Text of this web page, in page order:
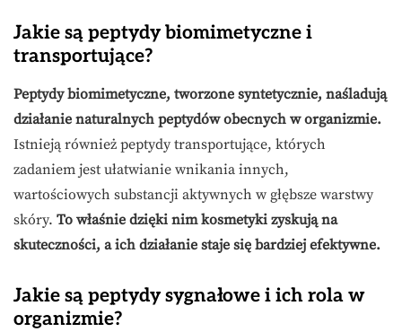
Jakie są peptydy biomimetyczne i
transportujące?
Peptydy biomimetyczne, tworzone syntetycznie, naśladują
działanie naturalnych peptydów obecnych w organizmie.
Istnieją również peptydy transportujące, których
zadaniem jest ułatwianie wnikania innych,
wartościowych substancji aktywnych w głębsze warstwy
skóry. To właśnie dzięki nim kosmetyki zyskują na
skuteczności, a ich działanie staje się bardziej efektywne.
Jakie są peptydy sygnałowe i ich rola w
organizmie?